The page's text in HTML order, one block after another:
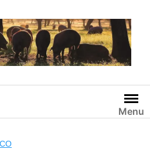
Menu